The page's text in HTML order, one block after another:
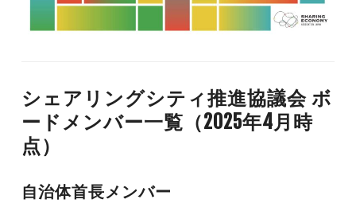
シェアリングシティ推進協議会 ボ
ードメンバー一覧（2025年4月時
点）
自治体首長メンバー